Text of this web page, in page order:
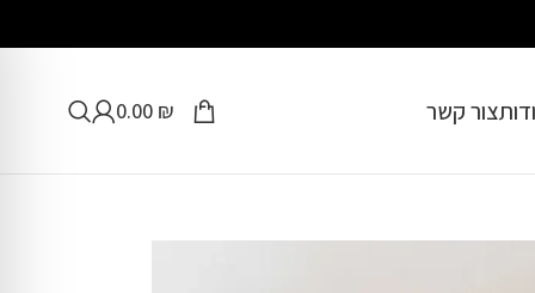
צור קשר 0.00 ₪